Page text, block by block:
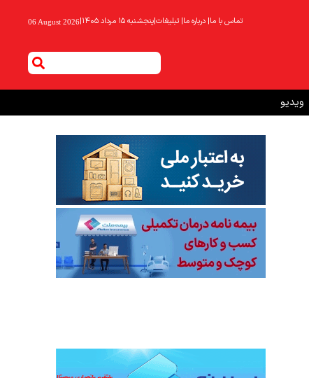
تماس با ما| درباره ما| تبلیغات|پنجشنبه ۱۵ مرداد ۱۴۰۵ |
06 August 2026
ویدیو